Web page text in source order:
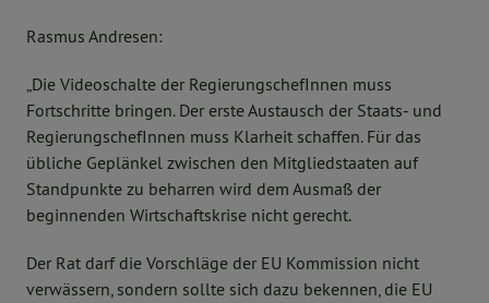
Rasmus Andresen:
„Die Videoschalte der RegierungschefInnen muss
Fortschritte bringen. Der erste Austausch der Staats- und
RegierungschefInnen muss Klarheit schaffen. Für das
übliche Geplänkel zwischen den Mitgliedstaaten auf
Standpunkte zu beharren wird dem Ausmaß der
beginnenden Wirtschaftskrise nicht gerecht.
Der Rat darf die Vorschläge der EU Kommission nicht
verwässern, sondern sollte sich dazu bekennen, die EU